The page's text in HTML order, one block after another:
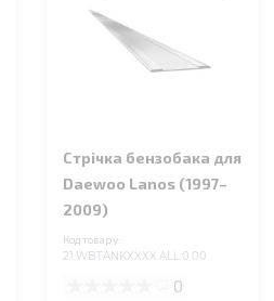
Стрічка бензобака для
Daewoo Lanos (1997–
2009)
Код товару:
21.WBTANKXXXX.ALL.0.00
0